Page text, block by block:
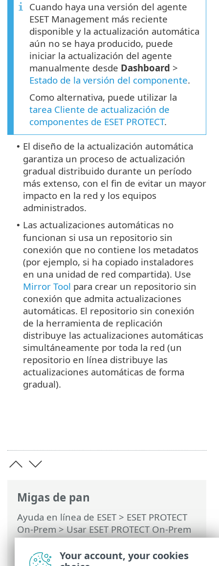
Migas de pan
Ayuda en línea de ESET> ESET PROTECT
On-Prem>Usar ESET PROTECT On-Prem
>Actualizaciones automáticas>
Actualización automática del agente ESET
Cuando haya una versión del agente
ESET Management más reciente
disponible y la actualización automática
aún no se haya producido, puede
iniciar la actualización del agente
manualmente desde Dashboard >
Estado de la versión del componente.
Como alternativa, puede utilizar la
tarea Cliente de actualización de
componentes de ESET PROTECT.
• El diseño de la actualización automática
garantiza un proceso de actualización
gradual distribuido durante un período
más extenso, con el fin de evitar un mayor
impacto en la red y los equipos
administrados.
• Las actualizaciones automáticas no
funcionan si usa un repositorio sin
conexión que no contiene los metadatos
(por ejemplo, si ha copiado instaladores
en una unidad de red compartida). Use
Mirror Tool para crear un repositorio sin
conexión que admita actualizaciones
automáticas. El repositorio sin conexión
de la herramienta de replicación
distribuye las actualizaciones automáticas
simultáneamente por toda la red (un
repositorio en línea distribuye las
actualizaciones automáticas de forma
gradual).
Your account, your cookies